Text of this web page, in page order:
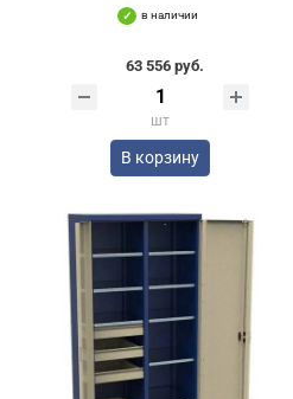
в наличии
63 556 руб.
шт
В корзину